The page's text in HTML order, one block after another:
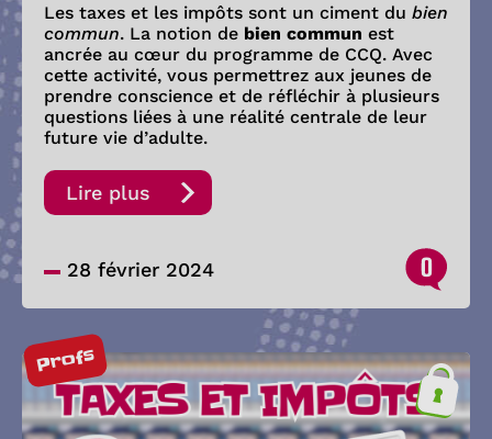
Les taxes et les impôts sont un ciment du bien
commun. La notion de bien commun est
ancrée au cœur du programme de CCQ. Avec
cette activité, vous permettrez aux jeunes de
prendre conscience et de réfléchir à plusieurs
questions liées à une réalité centrale de leur
future vie d’adulte.
Lire plus
28 février 2024 0
Profs